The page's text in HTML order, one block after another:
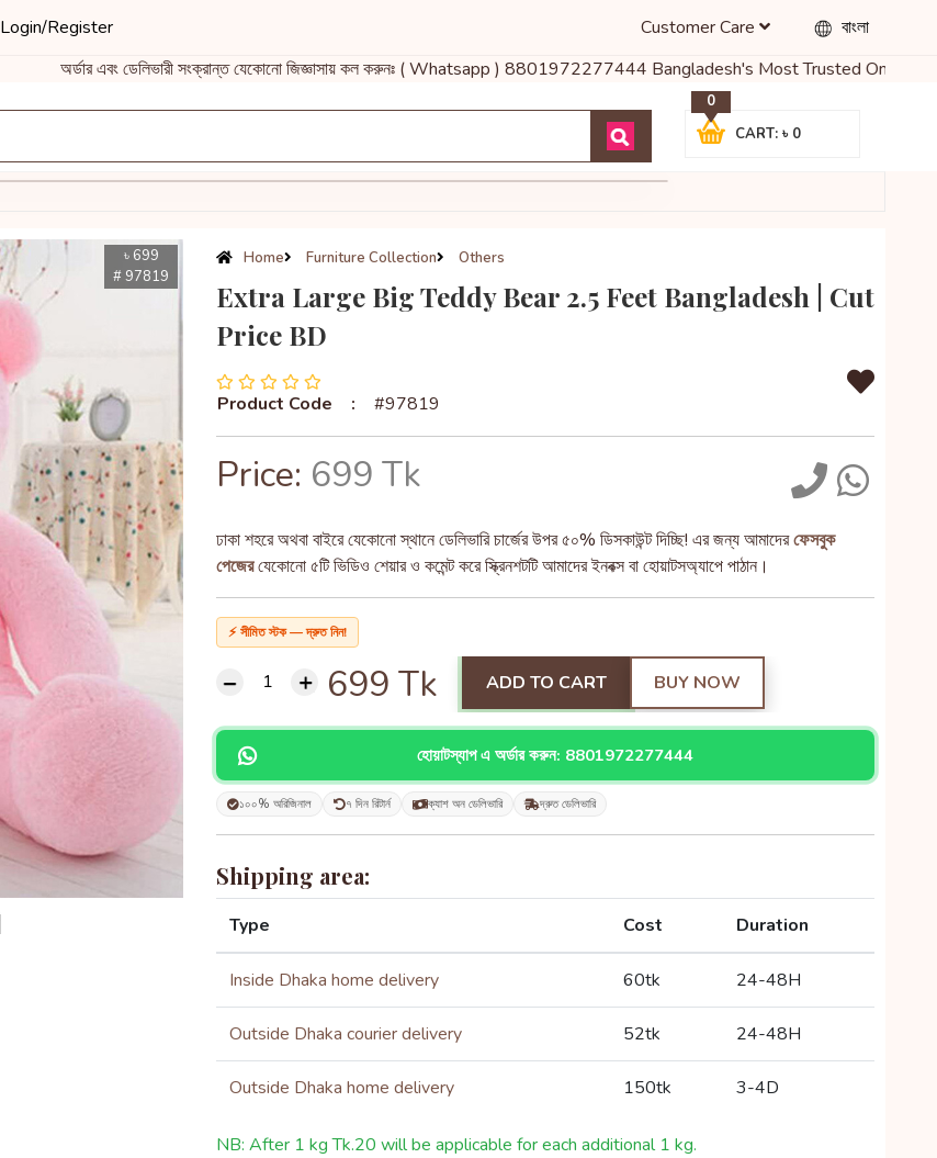
Login/Register বাংলা
Customer Care
অর্ডার এবং ডেলিভারী সংক্রান্ত যেকোনো জিজ্ঞাসায় কল করুনঃ ( Whatsapp ) 8801972277444 Bangladesh's Most Trusted Online Shop
CART: ৳ 0
0
৳ 699
# 97819
Home Furniture Collection Others
Extra Large Big Teddy Bear 2.5 Feet Bangladesh | Cut
Price BD
Product Code : #97819
Price: 699 Tk
ঢাকা শহরে অথবা বাইরে যেকোনো স্থানে ডেলিভারি চার্জের উপর ৫০% ডিসকাউন্ট দিচ্ছি! এর জন্য আমাদেরফেসবুক
পেজেরযেকোনো ৫টি ভিডিও শেয়ার ও কমেন্ট করে স্ক্রিনশটটি আমাদের ইনবক্স বা হোয়াটসঅ্যাপে পাঠান।
⚡ সীমিত স্টক — দ্রুত নিন!
699 Tk ADD TO CART BUY NOW
হোয়াটস্যাপ এ অর্ডার করুন: 8801972277444
১০০% অরিজিনাল ৭ দিন রিটার্ন ক্যাশ অন ডেলিভারি দ্রুত ডেলিভারি
Shipping area:
Type Cost Duration
Inside Dhaka home delivery 60tk 24-48H
Outside Dhaka courier delivery 52tk 24-48H
Outside Dhaka home delivery 150tk 3-4D
NB: After 1 kg Tk.20 will be applicable for each additional 1 kg.